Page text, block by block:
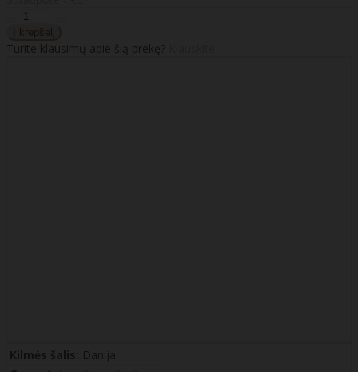
Turite klausimų apie šią prekę?
Kilmės šalis: Danija